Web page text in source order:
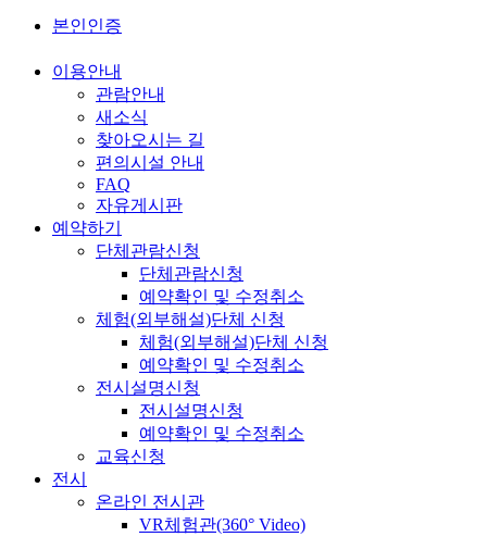
본인인증
이용안내
관람안내
새소식
찾아오시는 길
편의시설 안내
FAQ
자유게시판
예약하기
단체관람신청
단체관람신청
예약확인 및 수정취소
체험(외부해설)단체 신청
체험(외부해설)단체 신청
예약확인 및 수정취소
전시설명신청
전시설명신청
예약확인 및 수정취소
교육신청
전시
온라인 전시관
VR체험관(360° Video)